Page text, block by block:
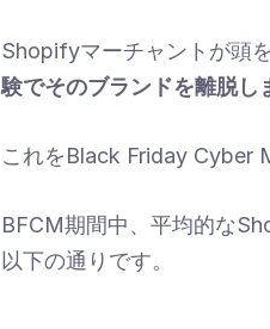
Shopifyマーチャントが頭
験でそのブランドを離脱し
これをBlack Friday Cyber
BFCM期間中、平均的な
以下の通りです。